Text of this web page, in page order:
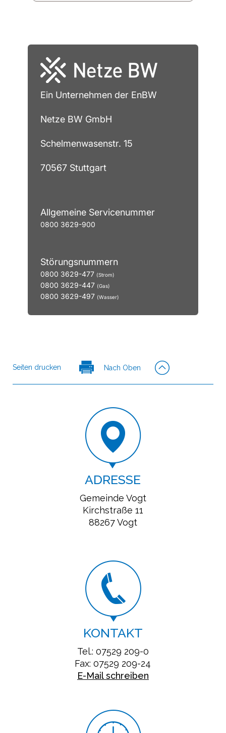
Seiten drucken Nach Oben
ADRESSE
Gemeinde Vogt
Kirchstraße 11
88267 Vogt
KONTAKT
Tel.: 07529 209-0
Fax: 07529 209-24
E-Mail schreiben